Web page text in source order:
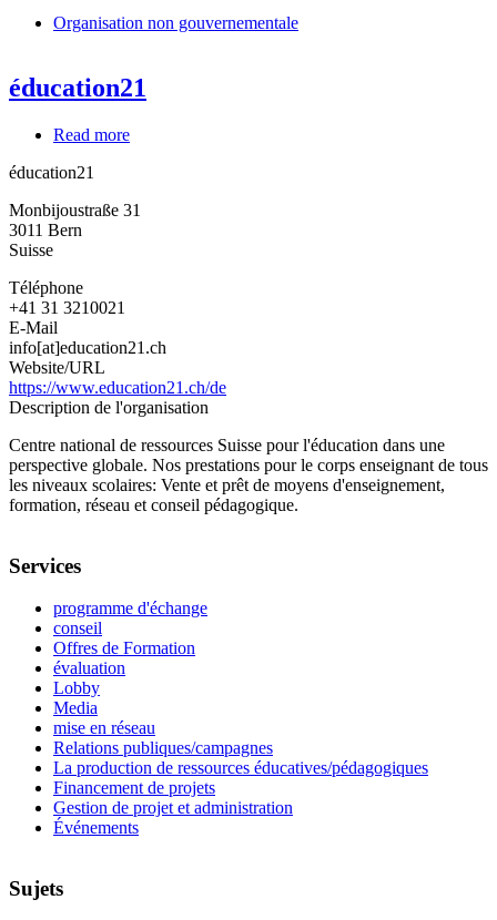
Organisation non gouvernementale
éducation21
Read more
éducation21
Monbijoustraße 31
3011 Bern
Suisse
Téléphone
+41 31 3210021
E-Mail
info[at]education21.ch
Website/URL
https://www.education21.ch/de
Description de l'organisation
Centre national de ressources Suisse pour l'éducation dans une
perspective globale. Nos prestations pour le corps enseignant de tous
les niveaux scolaires: Vente et prêt de moyens d'enseignement,
formation, réseau et conseil pédagogique.
Services
programme d'échange
conseil
Offres de Formation
évaluation
Lobby
Media
mise en réseau
Relations publiques/campagnes
La production de ressources éducatives/pédagogiques
Financement de projets
Gestion de projet et administration
Événements
Sujets